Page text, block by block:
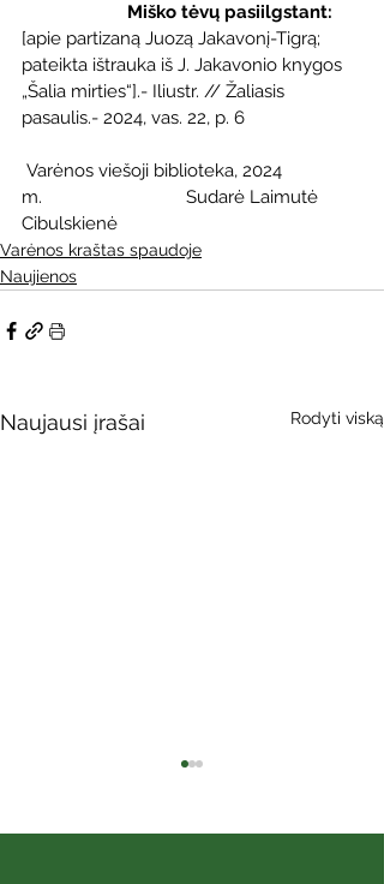
Miško tėvų pasiilgstant:
[apie partizaną Juozą Jakavonį-Tigrą;
pateikta ištrauka iš J. Jakavonio knygos
„Šalia mirties“].- Iliustr. // Žaliasis
pasaulis.- 2024, vas. 22, p. 6
Varėnos viešoji biblioteka, 2024
m.                              Sudarė Laimutė
Cibulskienė
Varėnos kraštas spaudoje
Naujienos
Naujausi įrašai Rodyti viską